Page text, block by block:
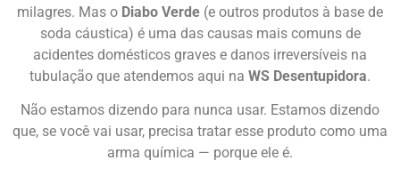
milagres. Mas o Diabo Verde (e outros produtos à base de
soda cáustica) é uma das causas mais comuns de
acidentes domésticos graves e danos irreversíveis na
tubulação que atendemos aqui na WS Desentupidora.
Não estamos dizendo para nunca usar. Estamos dizendo
que, se você vai usar, precisa tratar esse produto como uma
arma química — porque ele é.